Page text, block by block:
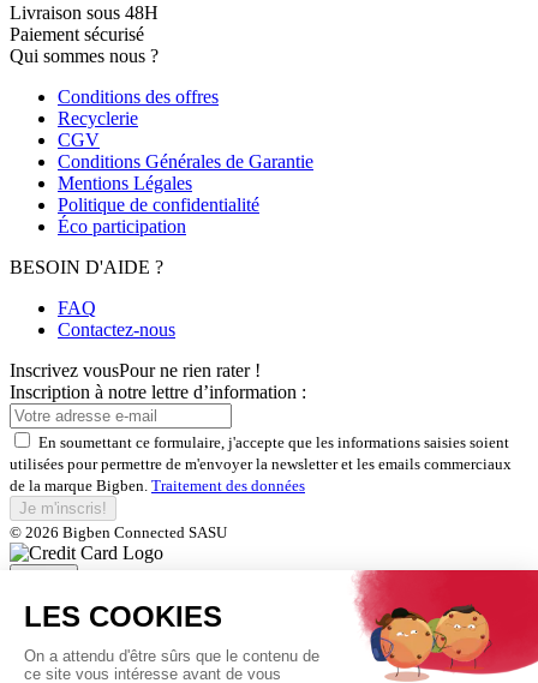
Livraison sous 48H
Paiement sécurisé
Qui sommes nous ?
Conditions des offres
Recyclerie
CGV
Conditions Générales de Garantie
Mentions Légales
Politique de confidentialité
Éco participation
BESOIN D'AIDE ?
FAQ
Contactez-nous
Inscrivez vousPour ne rien rater !
Inscription à notre lettre d’information :
En soumettant ce formulaire, j'accepte que les informations saisies soient
utilisées pour permettre de m'envoyer la newsletter et les emails commerciaux
de la marque Bigben. Traitement des données
Je m'inscris!
© 2026 Bigben Connected SASU
Fermer
Inscrivez-vous et bénéficiez de
nos offres exclusives